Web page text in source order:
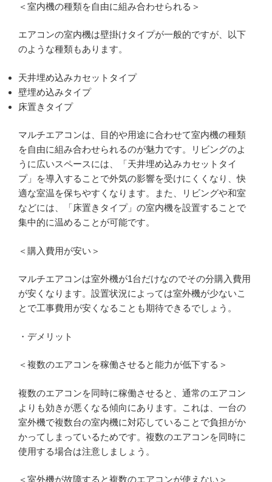
＜室内機の種類を自由に組み合わせられる＞
エアコンの室内機は壁掛けタイプが一般的ですが、以下
のような種類もあります。
天井埋め込みカセットタイプ
壁埋め込みタイプ
床置きタイプ
マルチエアコンは、目的や用途に合わせて室内機の種類
を自由に組み合わせられるのが魅力です。リビングのよ
うに広いスペースには、「天井埋め込みカセットタイ
プ」を導入することで外気の影響を受けにくくなり、快
適な室温を保ちやすくなります。また、リビングや和室
などには、「床置きタイプ」の室内機を設置することで
集中的に温めることが可能です。
＜購入費用が安い＞
マルチエアコンは室外機が1台だけなのでその分購入費用
が安くなります。設置状況によっては室外機が少ないこ
とで工事費用が安くなることも期待できるでしょう。
・デメリット
＜複数のエアコンを稼働させると能力が低下する＞
複数のエアコンを同時に稼働させると、通常のエアコン
よりも効きが悪くなる傾向にあります。これは、一台の
室外機で複数台の室内機に対応していることで負担がか
かってしまっているためです。複数のエアコンを同時に
使用する場合は注意しましょう。
＜室外機が故障すると複数のエアコンが使えない＞